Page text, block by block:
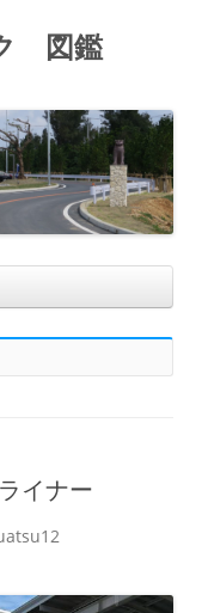
図鑑
イナー